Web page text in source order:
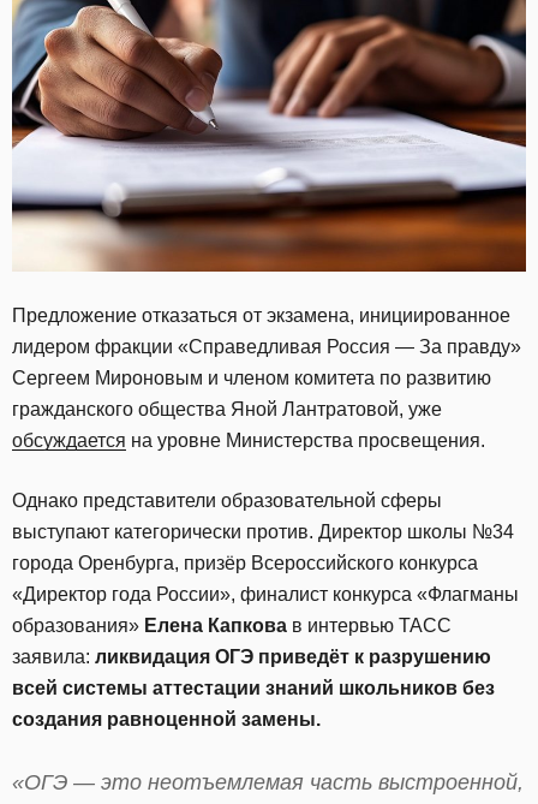
Предложение отказаться от экзамена, инициированное
лидером фракции «Справедливая Россия — За правду»
Сергеем Мироновым и членом комитета по развитию
гражданского общества Яной Лантратовой, уже
обсуждается на уровне Министерства просвещения.
Однако представители образовательной сферы
выступают категорически против. Директор школы №34
города Оренбурга, призёр Всероссийского конкурса
«Директор года России», финалист конкурса «Флагманы
образования» Елена Капкова в интервью ТАСС
заявила: ликвидация ОГЭ приведёт к разрушению
всей системы аттестации знаний школьников без
создания равноценной замены.
«ОГЭ — это неотъемлемая часть выстроенной,